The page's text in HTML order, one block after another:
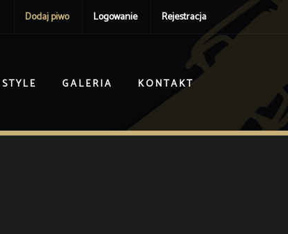
Dodaj piwo Logowanie Rejestracja
STYLE GALERIA KONTAKT